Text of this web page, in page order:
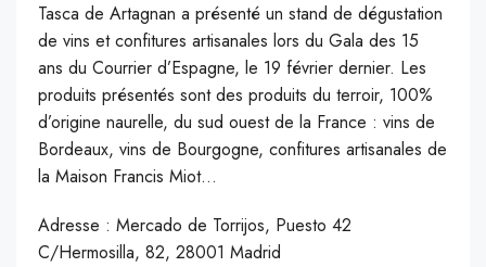
Tasca de Artagnan a présenté un stand de dégustation
de vins et confitures artisanales lors du Gala des 15
ans du Courrier d’Espagne, le 19 février dernier. Les
produits présentés sont des produits du terroir, 100%
d’origine naurelle, du sud ouest de la France : vins de
Bordeaux, vins de Bourgogne, confitures artisanales de
la Maison Francis Miot…
Adresse : Mercado de Torrijos, Puesto 42
C/Hermosilla, 82, 28001 Madrid